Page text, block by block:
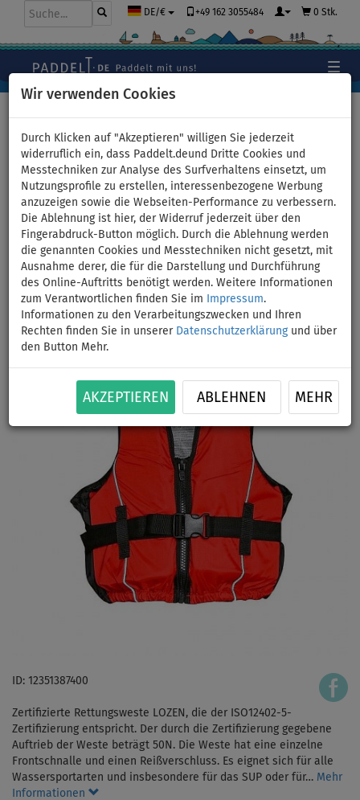
Wir verwenden Cookies
Durch Klicken auf "Akzeptieren" willigen Sie jederzeit
widerruflich ein, dass Paddelt.deund Dritte Cookies und
Messtechniken zur Analyse des Surfverhaltens einsetzt, um
Nutzungsprofile zu erstellen, interessenbezogene Werbung
anzuzeigen sowie die Webseiten-Performance zu verbessern.
Die Ablehnung ist hier, der Widerruf jederzeit über den
Fingerabdruck-Button möglich. Durch die Ablehnung werden
die genannten Cookies und Messtechniken nicht gesetzt, mit
Ausnahme derer, die für die Darstellung und Durchführung
des Online-Auftritts benötigt werden. Weitere Informationen
zum Verantwortlichen finden Sie im
Impressum.
Informationen zu den Verarbeitungszwecken und Ihren
Rechten finden Sie in unserer Datenschutzerklärungund über
den Button Mehr.
AKZEPTIEREN ABLEHNEN MEHR
DE/€ +49 162 3055484 0 Stk.
LOZEN Slider rot -
Schwimmweste - Größe: S
BIS
-18 %
ID: 12351387400
Zertifizierte Rettungsweste LOZEN, die der ISO12402-5-
Zertifizierung entspricht. Der durch die Zertifizierung gegebene
Auftrieb der Weste beträgt 50N. Die Weste hat eine einzelne
Frontschnalle und einen Reißverschluss. Es eignet sich für alle
Wassersportarten und insbesondere für das SUP oder für… Mehr
Informationen